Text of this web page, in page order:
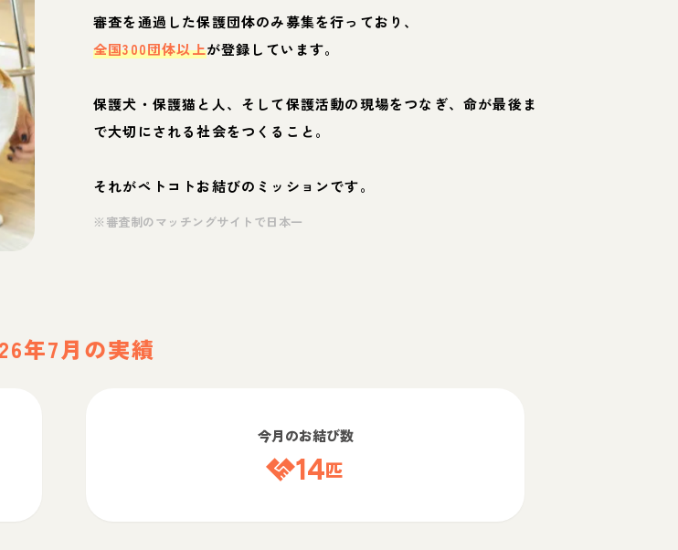
審査を通過した保護団体のみ募集を行っており、
全国300団体以上が登録しています。
保護犬・保護猫と人、そして保護活動の現場をつなぎ、命が最後ま
で大切にされる社会をつくること。
それがペトコトお結びのミッションです。
※審査制のマッチングサイトで日本一
年7月の実績
今月のお結び数
14匹